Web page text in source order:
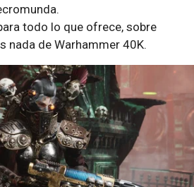
todo lo que ofrece, sobre
nada de Warhammer 40K.